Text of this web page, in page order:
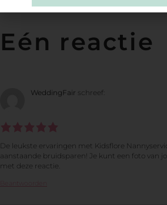
Eén reactie
WeddingFair schreef:
De leukste ervaringen met Kidsflore
aanstaande bruidsparen! Je kunt een foto van
met deze reactie.
Beantwoorden